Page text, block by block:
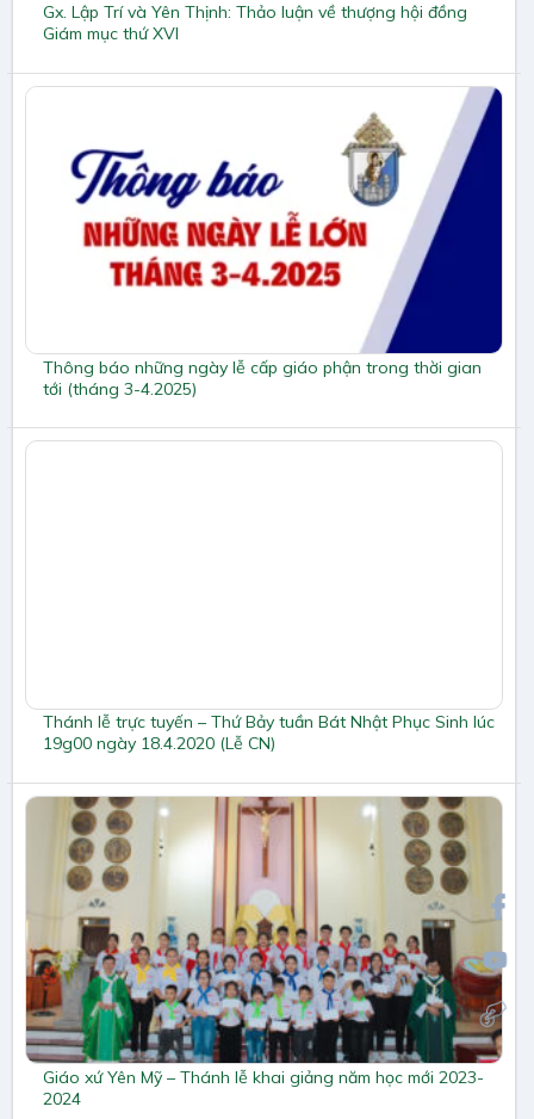
Gx. Lập Trí và Yên Thịnh: Thảo luận về thượng hội đồng
Giám mục thứ XVI
Thông báo những ngày lễ cấp giáo phận trong thời gian
tới (tháng 3-4.2025)
Thánh lễ trực tuyến – Thứ Bảy tuần Bát Nhật Phục Sinh lúc
19g00 ngày 18.4.2020 (Lễ CN)
Giáo xứ Yên Mỹ – Thánh lễ khai giảng năm học mới 2023-
2024